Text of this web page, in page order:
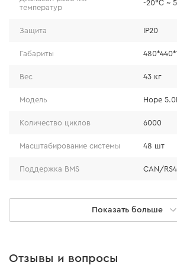
эффективную и длительную работу
Интеллектуальный мониторинг
удобного локального управления и
контроль работы системы и ее
температур
-20℃ ~
Защита ІР20
Габариты
Вес 43 кг
Модель Hope
Количество циклов 6000
Масштабирование системы 48 шт
Поддержка BMS CAN/
Ток заряда пиковый
Показать больше
Отзывы и вопросы